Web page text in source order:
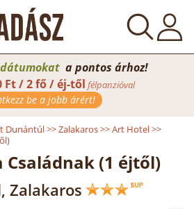
a pontos árhoz!
Ft / 2 fő / éj-től félpanzióval
be a jobb árért!
Dunántúl>>Zalakaros>>Art Hotel>>
Családnak (1 éjtől)
Zalakaros